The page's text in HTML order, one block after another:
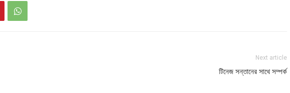
Next article
টিনেজ সন্তানের সাথে সম্পর্ক